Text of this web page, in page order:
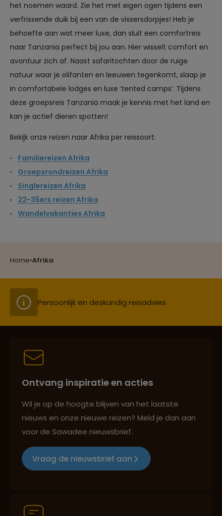
Home•Afrika
het noemen waard. Zie het met eigen ogen tijdens een
verfrissende duik bij een van de vissersdorpjes! Heb je
behoefte aan wat meer luxe, dan sluit een comfortreis
naar Tanzania perfect bij jou aan. Hier wisselt comfort en
avontuur zich af. Naast safaritochten door de ruige
natuur waar je olifanten en leeuwen tegenkomt, slaap je
in comfortabele lodges en luxe ‘tented camps’. Tijdens
deze groepsreis Tanzania maak je kennis met het land en
kan je actief dieren spotten!
Bekijk onze reizen naar Afrika per reissoort:
Familiereizen Afrika
Groepsrondreizen Afrika
Singlereizen Afrika
22-35ers reizen Afrika
Wandelvakanties Afrika
Reizen met oog voor mens, cultuur en milieu
Persoonlijk en deskundig reisadvies
Best beoordeelde reisroutes
Groepsreizen mét indivuele vrijheid
Ontvang inspiratie en acties
Wil je op de hoogte blijven van het laatste
nieuws en onze nieuwe reizen? Meld je dan aan
voor de Sawadee nieuwsbrief.
Vraag de nieuwsbrief aan